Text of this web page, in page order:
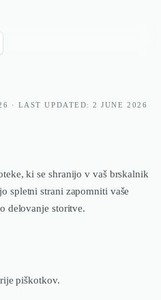
· LAST UPDATED: 2 JUNE 2026
ki se shranijo v vaš brskalnik
spletni strani zapomniti vaše
delovanje storitve.
piškotkov.